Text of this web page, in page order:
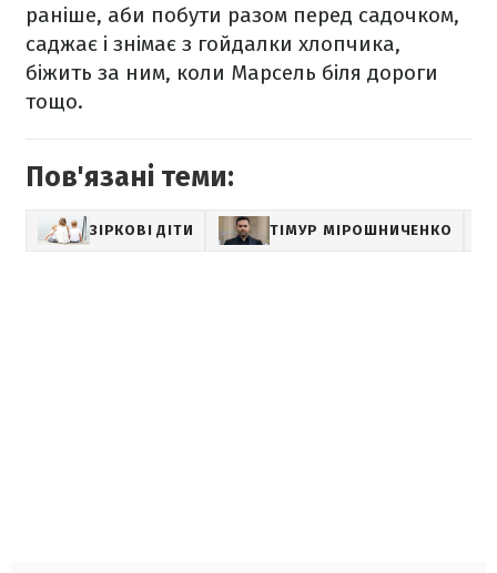
раніше, аби побути разом перед садочком,
саджає і знімає з гойдалки хлопчика,
біжить за ним, коли Марсель біля дороги
тощо.
Пов'язані теми:
ЗІРКОВІ ДІТИ ТІМУР МІРОШНИЧЕНКО